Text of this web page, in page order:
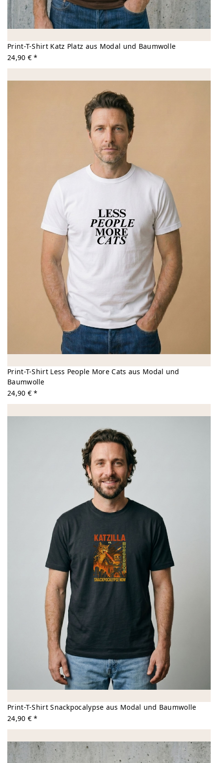
Print-T-Shirt Katz Platz aus Modal und Baumwolle
24,90 € *
Print-T-Shirt Less People More Cats aus Modal und
Baumwolle
24,90 € *
Print-T-Shirt Snackpocalypse aus Modal und Baumwolle
24,90 € *